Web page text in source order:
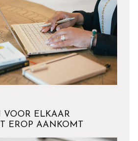
VOOR ELKAAR
EROP AANKOMT